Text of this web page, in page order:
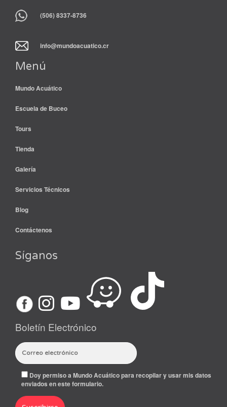
(506) 8337-8736
info@mundoacuatico.cr
Menú
Mundo Acuático
Escuela de Buceo
Tours
Tienda
Galería
Servicios Técnicos
Blog
Contáctenos
Síganos
Boletín Electrónico
Doy permiso a Mundo Acuático para recopilar y usar mis datos
enviados en este formulario.